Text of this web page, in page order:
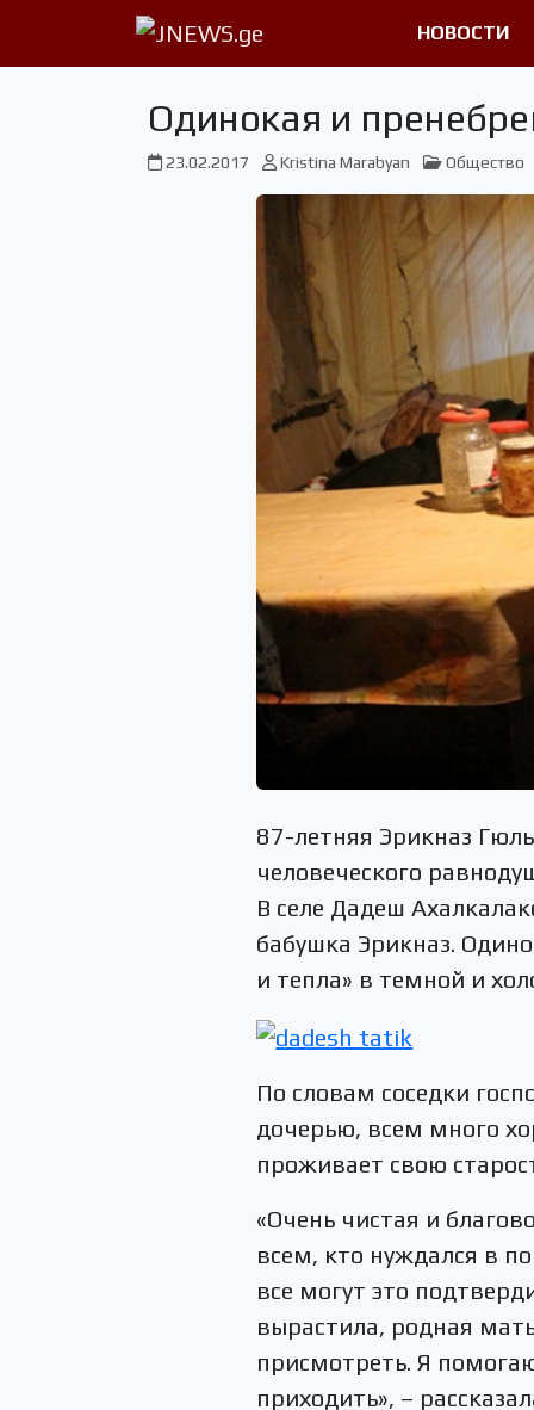
НОВОСТИ
Одинокая и
23.02.2017 Kristina Marabyan Общество
87-летняя Эрикназ
человеческого
В селе Дадеш
бабушка Эрикназ.
и тепла» в темной и
По словам соседки
дочерью, всем много
проживает свою
«Очень чистая и
всем, кто нуждался в
все могут это
вырастила, родная
присмотреть. Я
приходить», –